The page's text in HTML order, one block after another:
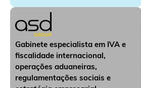
u
p
Gabinete especialista em IVA e
fiscalidade internacional,
operações aduaneiras,
regulamentações sociais e